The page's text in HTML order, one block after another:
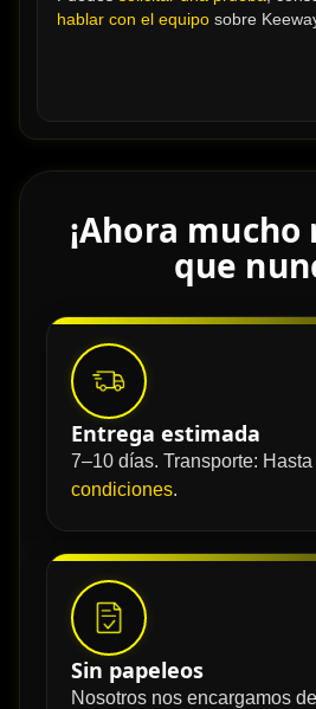
hablar con el equipo sobre
¡Ahora
que
Entrega estimada
7–10 días. Transporte: Hasta
condiciones.
Sin papeleos
Nosotros nos encargamos